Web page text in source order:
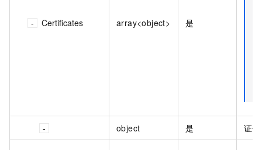
Certificates array<object> 是
object 是 证